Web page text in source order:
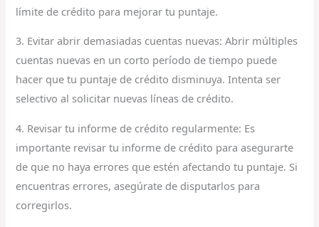
límite de crédito para mejorar tu puntaje.
3. Evitar abrir demasiadas cuentas nuevas: Abrir múltiples
cuentas nuevas en un corto período de tiempo puede
hacer que tu puntaje de crédito disminuya. Intenta ser
selectivo al solicitar nuevas líneas de crédito.
4. Revisar tu informe de crédito regularmente: Es
importante revisar tu informe de crédito para asegurarte
de que no haya errores que estén afectando tu puntaje. Si
encuentras errores, asegúrate de disputarlos para
corregirlos.